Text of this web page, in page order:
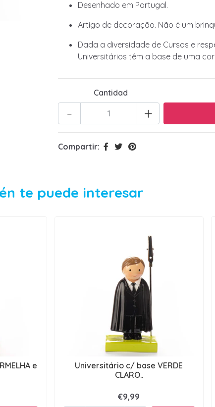
Desenhado em Portugal.
Artigo de decoração. Não é um
Dada a diversidade de Cursos e
Universitários têm a base de uma
Cantidad
+
-
Compartir:
te puede interesar
e
Universitário c/ base VERDE
CLARO..
€9,99